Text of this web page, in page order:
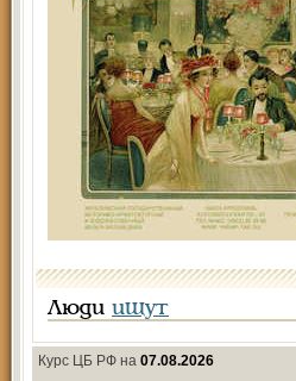
Люди ищут
Курс ЦБ РФ на 07.08.2026